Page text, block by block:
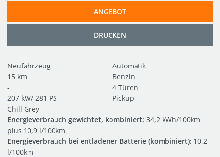
ANGEBOT
DRUCKEN
Neufahrzeug
15 km
-
207 kW/ 281 PS
Chill Grey
Automatik
Benzin
4 Türen
Pickup
Energieverbrauch gewichtet, kombiniert: 34,2 kWh/100km
plus 10,9 l/100km
Energieverbrauch bei entladener Batterie (kombiniert): 10,2
l/100km